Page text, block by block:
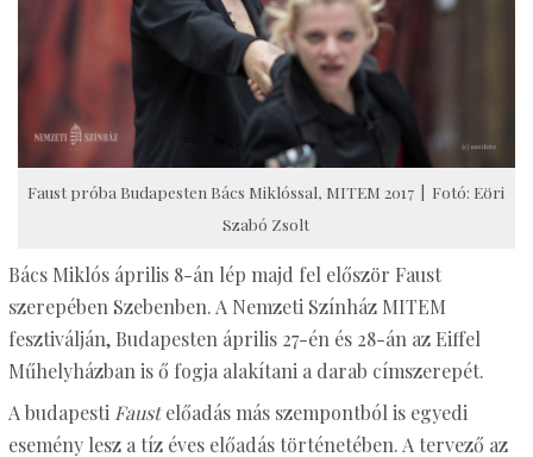
Faust próba Budapesten Bács Miklóssal, MITEM 2017 | Fotó: Eöri
Szabó Zsolt
Bács Miklós április 8-án lép majd fel először Faust
szerepében Szebenben. A Nemzeti Színház MITEM
fesztiválján, Budapesten április 27-én és 28-án az Eiffel
Műhelyházban is ő fogja alakítani a darab címszerepét.
A budapesti Faustelőadás más szempontból is egyedi
esemény lesz a tíz éves előadás történetében. A tervező az